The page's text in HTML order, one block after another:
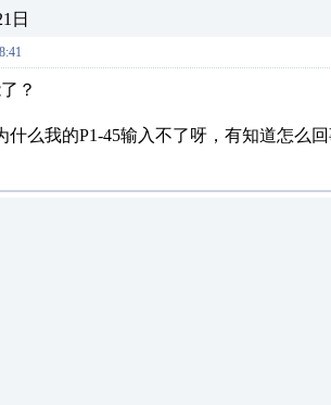
日
？
什么我的P1-45输入不了呀，有知道怎么